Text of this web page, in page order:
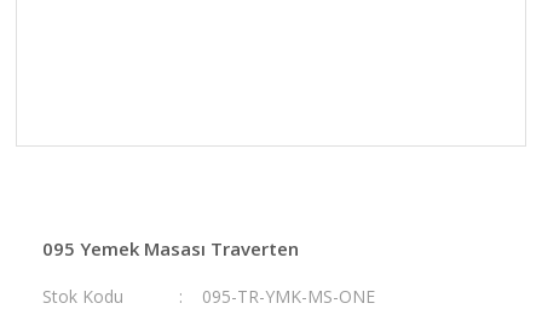
095 Yemek Masası Traverten
Stok Kodu
095-TR-YMK-MS-ONE